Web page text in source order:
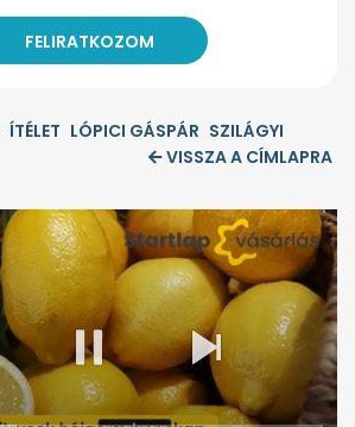
ÍTÉLET LÓPICI GÁSPÁR SZILÁGYI
VISSZA A CÍMLAPRA